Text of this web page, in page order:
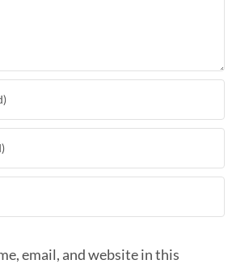
email, and website in this